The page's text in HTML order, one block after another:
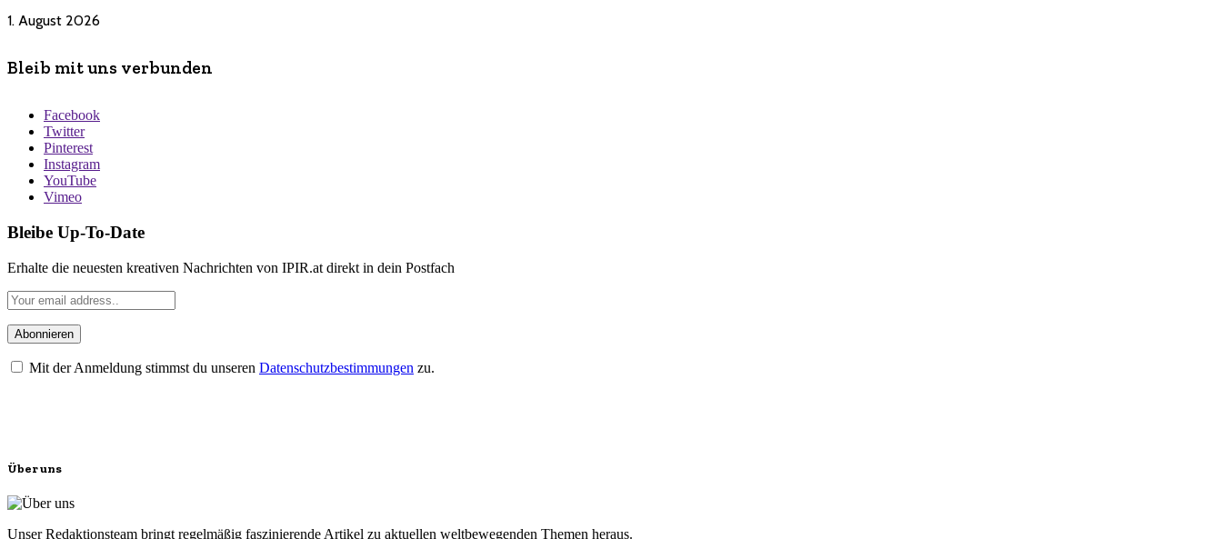
1. August 2026
Bleib mit uns verbunden
Facebook
Twitter
Pinterest
Instagram
YouTube
Vimeo
Bleibe Up-To-Date
Erhalte die neuesten kreativen Nachrichten von IPIR.at direkt in dein Postfach
Mit der Anmeldung stimmst du unseren Datenschutzbestimmungen zu.
Über uns
Unser Redaktionsteam bringt regelmäßig faszinierende Artikel zu aktuellen weltbewegenden Themen heraus.